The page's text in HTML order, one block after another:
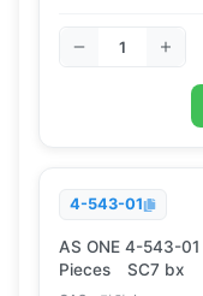
4-543-01
AS ONE 4-543-
Pieces SC7 bx